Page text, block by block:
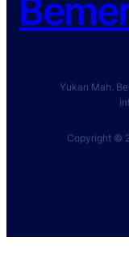
Yukarı Mah.
Copyright ©